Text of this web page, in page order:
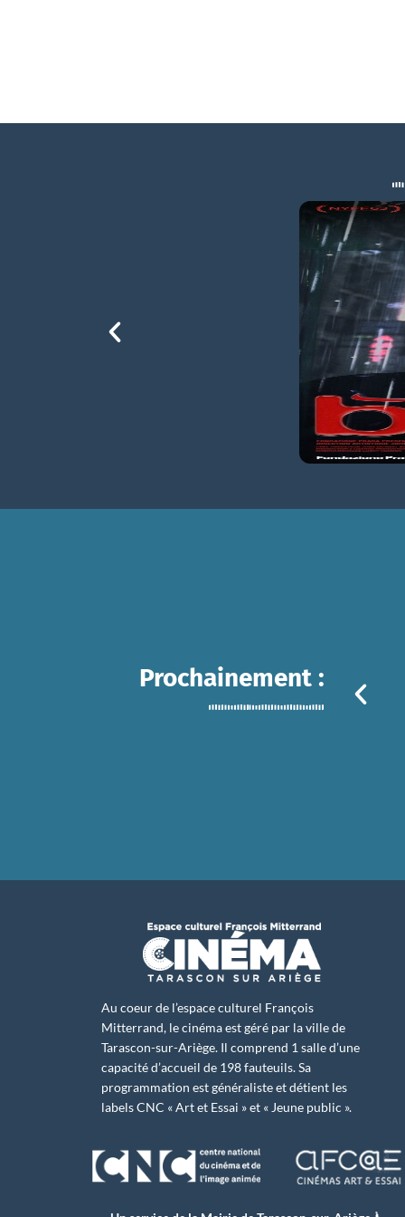
Prochainement :
Au coeur de l’espace culturel François
Mitterrand, le cinéma est géré par la ville de
Tarascon-sur-Ariège. Il comprend 1 salle d’une
capacité d’accueil de 198 fauteuils. Sa
programmation est généraliste et détient les
labels CNC « Art et Essai » et « Jeune public ».